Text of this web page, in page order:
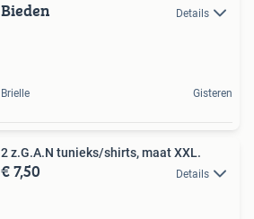
Bieden Details
Brielle Gisteren
2 z.G.A.N tunieks/shirts, maat XXL.
€ 7,50 Details